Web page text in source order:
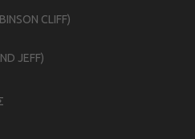
CLIFF)
JEFF)